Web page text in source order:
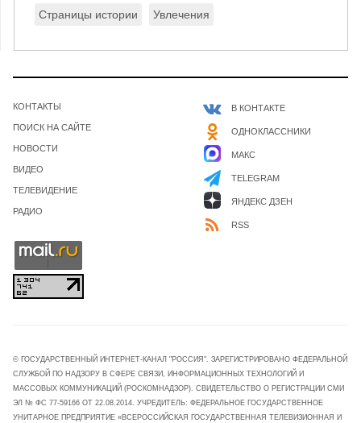
Страницы истории Увлечения
КОНТАКТЫ
ПОИСК НА САЙТЕ
НОВОСТИ
ВИДЕО
ТЕЛЕВИДЕНИЕ
РАДИО
В КОНТАКТЕ
ОДНОКЛАССНИКИ
МАКС
TELEGRAM
ЯНДЕКС ДЗЕН
RSS
© ГОСУДАРСТВЕННЫЙ ИНТЕРНЕТ-КАНАЛ "РОССИЯ". ЗАРЕГИСТРИРОВАНО ФЕДЕРАЛЬНОЙ
СЛУЖБОЙ ПО НАДЗОРУ В СФЕРЕ СВЯЗИ, ИНФОРМАЦИОННЫХ ТЕХНОЛОГИЙ И
МАССОВЫХ КОММУНИКАЦИЙ (РОСКОМНАДЗОР). СВИДЕТЕЛЬСТВО О РЕГИСТРАЦИИ СМИ
ЭЛ № ФС 77-59166 ОТ 22.08.2014. УЧРЕДИТЕЛЬ: ФЕДЕРАЛЬНОЕ ГОСУДАРСТВЕННОЕ
УНИТАРНОЕ ПРЕДПРИЯТИЕ «ВСЕРОССИЙСКАЯ ГОСУДАРСТВЕННАЯ ТЕЛЕВИЗИОННАЯ И